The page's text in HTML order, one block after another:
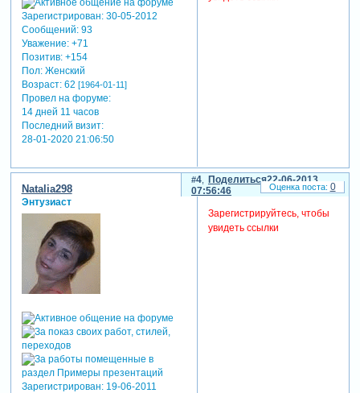
Зарегистрирован: 30-05-2012
Сообщений:93
Уважение: +71
Позитив: +154
Пол:Женский
Возраст:62 [1964-01-11]
Провел на форуме:
14 дней 11 часов
Последний визит:
28-01-2020 21:06:50
Поделиться
4
22-06-2013
07:56:46
Natalia298
Энтузиаст
Зарегистрирован: 19-06-2011
Зарегистрируйтесь, чтобы
увидеть ссылки
0